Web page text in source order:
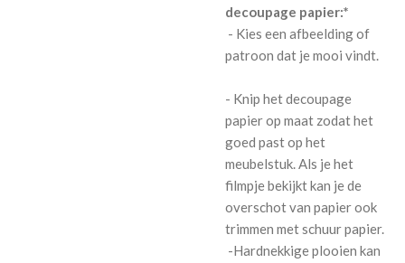
decoupage papier:*
- Kies een afbeelding of
patroon dat je mooi vindt.
- Knip het decoupage
papier op maat zodat het
goed past op het
meubelstuk. Als je het
filmpje bekijkt kan je de
overschot van papier ook
trimmen met schuur papier.
-Hardnekkige plooien kan